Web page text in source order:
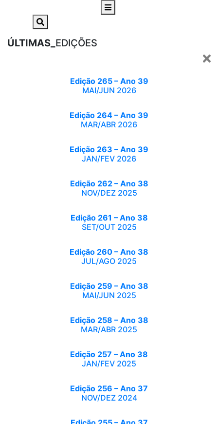
ÚLTIMAS_ EDIÇÕES
Edição 265 – Ano 39
MAI/JUN 2026
Edição 264 – Ano 39
MAR/ABR 2026
Edição 263 – Ano 39
JAN/FEV 2026
Edição 262 – Ano 38
NOV/DEZ 2025
Edição 261 – Ano 38
SET/OUT 2025
Edição 260 – Ano 38
JUL/AGO 2025
Edição 259 – Ano 38
MAI/JUN 2025
Edição 258 – Ano 38
MAR/ABR 2025
Edição 257 – Ano 38
JAN/FEV 2025
Edição 256 – Ano 37
NOV/DEZ 2024